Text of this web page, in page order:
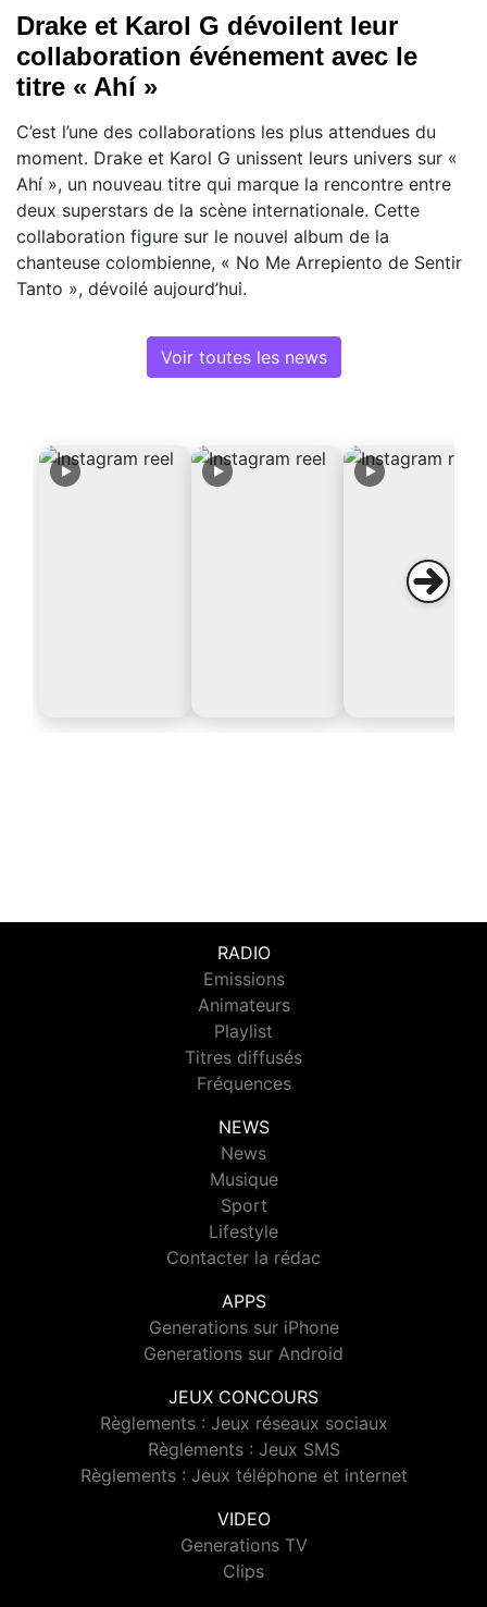
Drake et Karol G dévoilent leur
collaboration événement avec le
titre « Ahí »
C’est l’une des collaborations les plus attendues du
moment. Drake et Karol G unissent leurs univers sur «
Ahí », un nouveau titre qui marque la rencontre entre
deux superstars de la scène internationale. Cette
collaboration figure sur le nouvel album de la
chanteuse colombienne, « No Me Arrepiento de Sentir
Tanto », dévoilé aujourd’hui.
Voir toutes les news
RADIO
Emissions
Animateurs
Playlist
Titres diffusés
Fréquences
NEWS
News
Musique
Sport
Lifestyle
Contacter la rédac
APPS
Generations sur iPhone
Generations sur Android
JEUX CONCOURS
Règlements : Jeux réseaux sociaux
Règlements : Jeux SMS
Règlements : Jeux téléphone et internet
VIDEO
Generations TV
Clips